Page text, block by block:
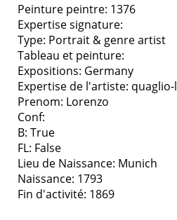
Peinture peintre: 1376
Expertise signature:
Type: Portrait & genre artist
Tableau et peinture:
Expositions: Germany
Expertise de l'artiste: quaglio-l
Prenom: Lorenzo
Conf:
B: True
FL: False
Lieu de Naissance: Munich
Naissance: 1793
Fin d'activité: 1869